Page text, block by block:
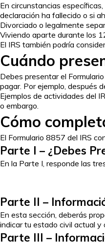
En circunstancias
declaración ha fallecido o si
Divorciado o legalmente
Viviendo aparte durante los
El IRS también podría
Cuándo
Debes presentar el
pagar. Por ejemplo, después
Ejemplos de actividades del
o embargo.
Cómo
El Formulario 8857 del IRS
Parte I – ¿Debes
En la Parte I, responde las
Parte II –
En esta sección, deberás
indicar tu estado civil actual y
Parte III –